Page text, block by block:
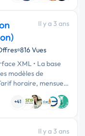
Il y a 3 ans
816 Vues
XML • La base
modèles de
horaire, mensuel
+41
Il y a 3 ans